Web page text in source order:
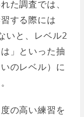
た調査では、
する際には
いと、レベル2
」といった抽
のレベル）に
の高い練習を